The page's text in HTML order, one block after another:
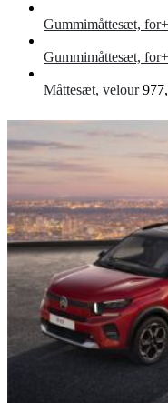
Gummimåttesæt,
Gummimåttesæt,
Måttesæt, velour